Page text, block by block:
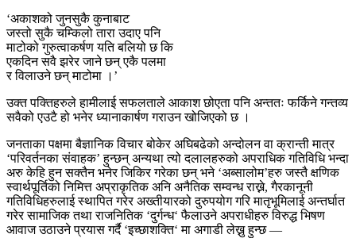
‘अकाशको जुनसुकै कुनाबाट
जस्तो सुकै चम्किलो तारा उदाए पनि
माटोको गुरुत्वाकर्षण यति बलियो छ कि
एकदिन सवै झरेर जाने छन् एकै पलमा
र विलाउने छन् माटोमा ।’
उक्त पक्तिहरुले हामीलाई सफलताले आकाश छोएता पनि अन्ततः फर्किने गन्तव्य
सवैको एउटै हो भनेर ध्यानाकार्षण गराउन खोजिएको छ ।
जनताका पक्षमा बैज्ञानिक विचार बोकेर अघिबढेको अन्दोलन वा क्रान्ती मात्र
‘परिवर्तनका संवाहक’ हुन्छन् अन्यथा त्यो दलालहरुको अपराधिक गतिविधि भन्दा
अरु केहि हुन सक्तैन भनेर जिकिर गरेका छन् भने ‘अब्सालोम’हरु जस्तै क्षणिक
स्वार्थपूर्तिको निमित्त अप्राकृतिक अनि अनैतिक सम्वन्ध राख्ने, गैरकानूनी
गतिविधिहरुलाई स्थापित गरेर अख्तीयारको दुरुपयोग गरि मातृभूमिलाई अन्तर्घात
गरेर सामाजिक तथा राजनितिक ‘दुर्गन्ध‘ फैलाउने अपराधीहरु विरुद्ध भिषण
आवाज उठाउने प्रयास गर्दै ‘इच्छाशक्ति‘ मा अगाडी लेख्नु हुन्छ —